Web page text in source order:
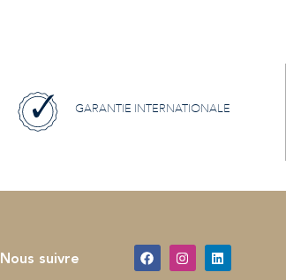
GARANTIE INTERNATIONALE
Nous suivre